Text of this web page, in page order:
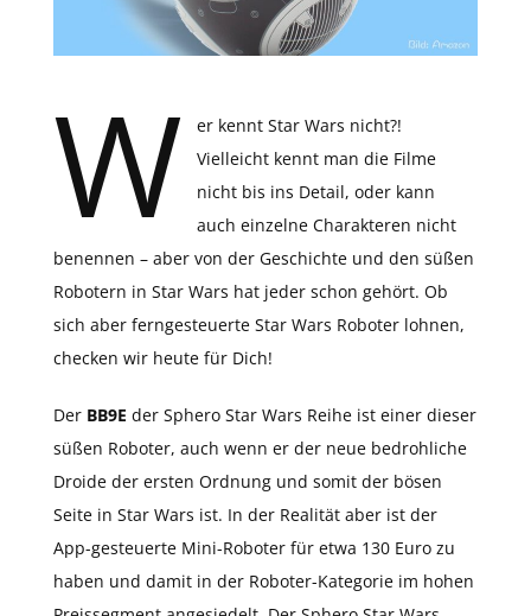
W
er kennt Star Wars nicht?!
Vielleicht kennt man die Filme
nicht bis ins Detail, oder kann
auch einzelne Charakteren nicht
benennen – aber von der Geschichte und den süßen
Robotern in Star Wars hat jeder schon gehört. Ob
sich aber ferngesteuerte Star Wars Roboter lohnen,
checken wir heute für Dich!
Der BB9E der Sphero Star Wars Reihe ist einer dieser
süßen Roboter, auch wenn er der neue bedrohliche
Droide der ersten Ordnung und somit der bösen
Seite in Star Wars ist. In der Realität aber ist der
App-gesteuerte Mini-Roboter für etwa 130 Euro zu
haben und damit in der Roboter-Kategorie im hohen